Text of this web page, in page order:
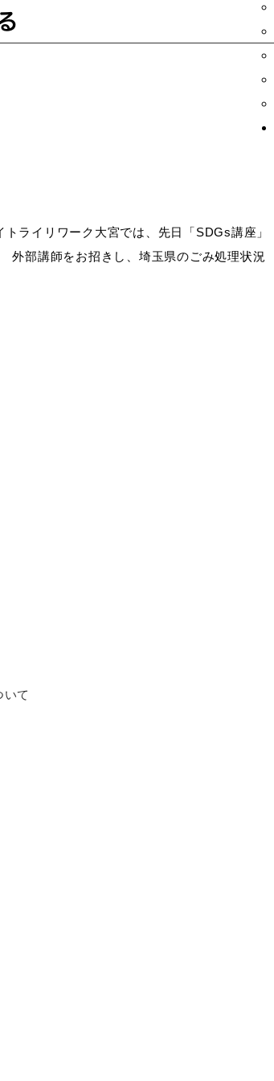
ライリワーク大宮では、先日「SDGs講座」
外部講師をお招きし、埼玉県のごみ処理状況
て